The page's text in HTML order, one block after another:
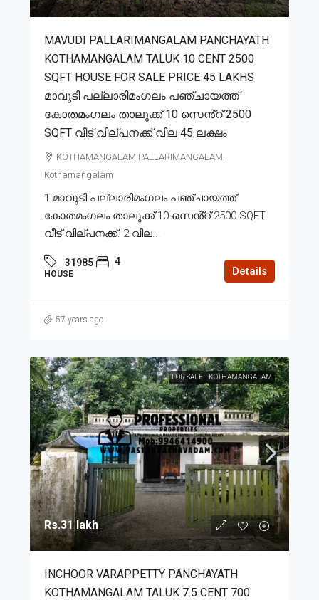
MAVUDI PALLARIMANGALAM PANCHAYATH
KOTHAMANGALAM TALUK 10 CENT 2500
SQFT HOUSE FOR SALE PRICE 45 LAKHS
മാവുടി പല്ലാരിമംഗലം പഞ്ചായത്ത്
കോതമംഗലം താലൂക്ക് 10 സെൻ്റ് 2500
SQFT വീട് വില്പനക്ക് വില 45 ലക്ഷം
KOTHAMANGALAM,PALLARIMANGALAM,
Kothamangalam
1.മാവുടി പല്ലാരിമംഗലം പഞ്ചായത്ത്
കോതമംഗലം താലൂക്ക് 10 സെൻ്റ് 2500 SQFT
വീട് വില്പനക്ക്. 2.വില...
31985 4
HOUSE Details
57 years ago
FOR SALE KOTHAMANGALAM
Rs.31 lakh
INCHOOR VARAPPETTY PANCHAYATH
KOTHAMANGALAM TALUK 7.5 CENT 700